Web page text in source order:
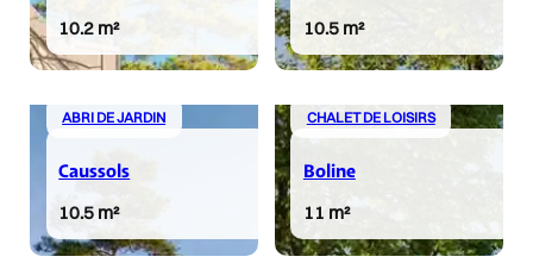
10.2 m² 10.5 m²
ABRI DE JARDIN
Caussols
10.5 m²
CHALET DE LOISIRS
Boline
11 m²